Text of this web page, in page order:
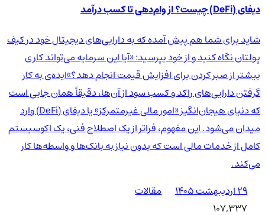
دیفای (DeFi) چیست؟ از وام‌دهی تا کسب درآمد
شاید برای شما هم پیش آمده که به دارایی‌های دیجیتال خود در کیف
پولتان نگاه کنید و از خود بپرسید: «آیا این سرمایه می‌تواند کاری
بیشتر از صبر کردن برای افزایش قیمت انجام دهد؟»ایده‌ی به کار
گرفتن دارایی‌های راکد و کسب سود از آن‌ها، دقیقاً همان جایی است
که دنیای هیجان‌انگیز «امور مالی غیرمتمرکز» یا دیفای (DeFi) وارد
میدان می‌شود. این مفهوم، فراتر از یک اصطلاح فنی، یک اکوسیستم
کامل از خدمات مالی است که بدون نیاز به بانک‌ها و واسطه‌ها کار
می‌کند.
۲۹ اردیبهشت ۱۴۰۵
مقالات
107,337